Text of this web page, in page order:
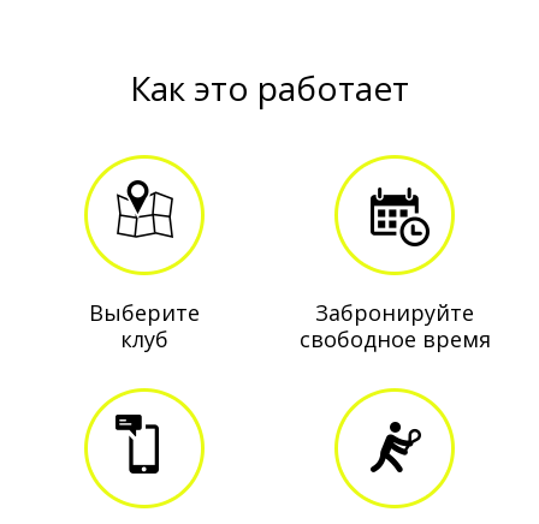
Как это работает
Выберите
клуб
Забронируйте
свободное время